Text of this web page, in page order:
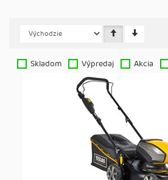
Skladom Výpredaj Akcia